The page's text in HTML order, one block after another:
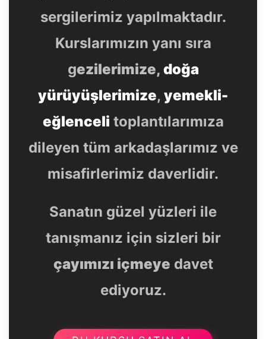
sergilerimiz yapılmaktadır.
Kurslarımızın yanı sıra
gezilerimize, doğa
yürüyüşlerimize, yemekli-
eğlenceli toplantılarımıza
dileyen tüm arkadaşlarımız ve
misafirlerimiz daverlidir.
Sanatın güzel yüzleri ile
tanışmanız için sizleri bir
çayımızı içmeye davet
ediyoruz.